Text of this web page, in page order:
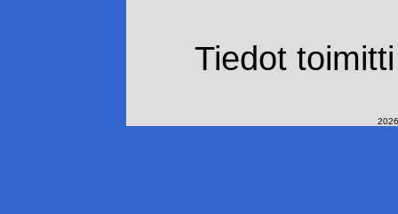
Tiedot